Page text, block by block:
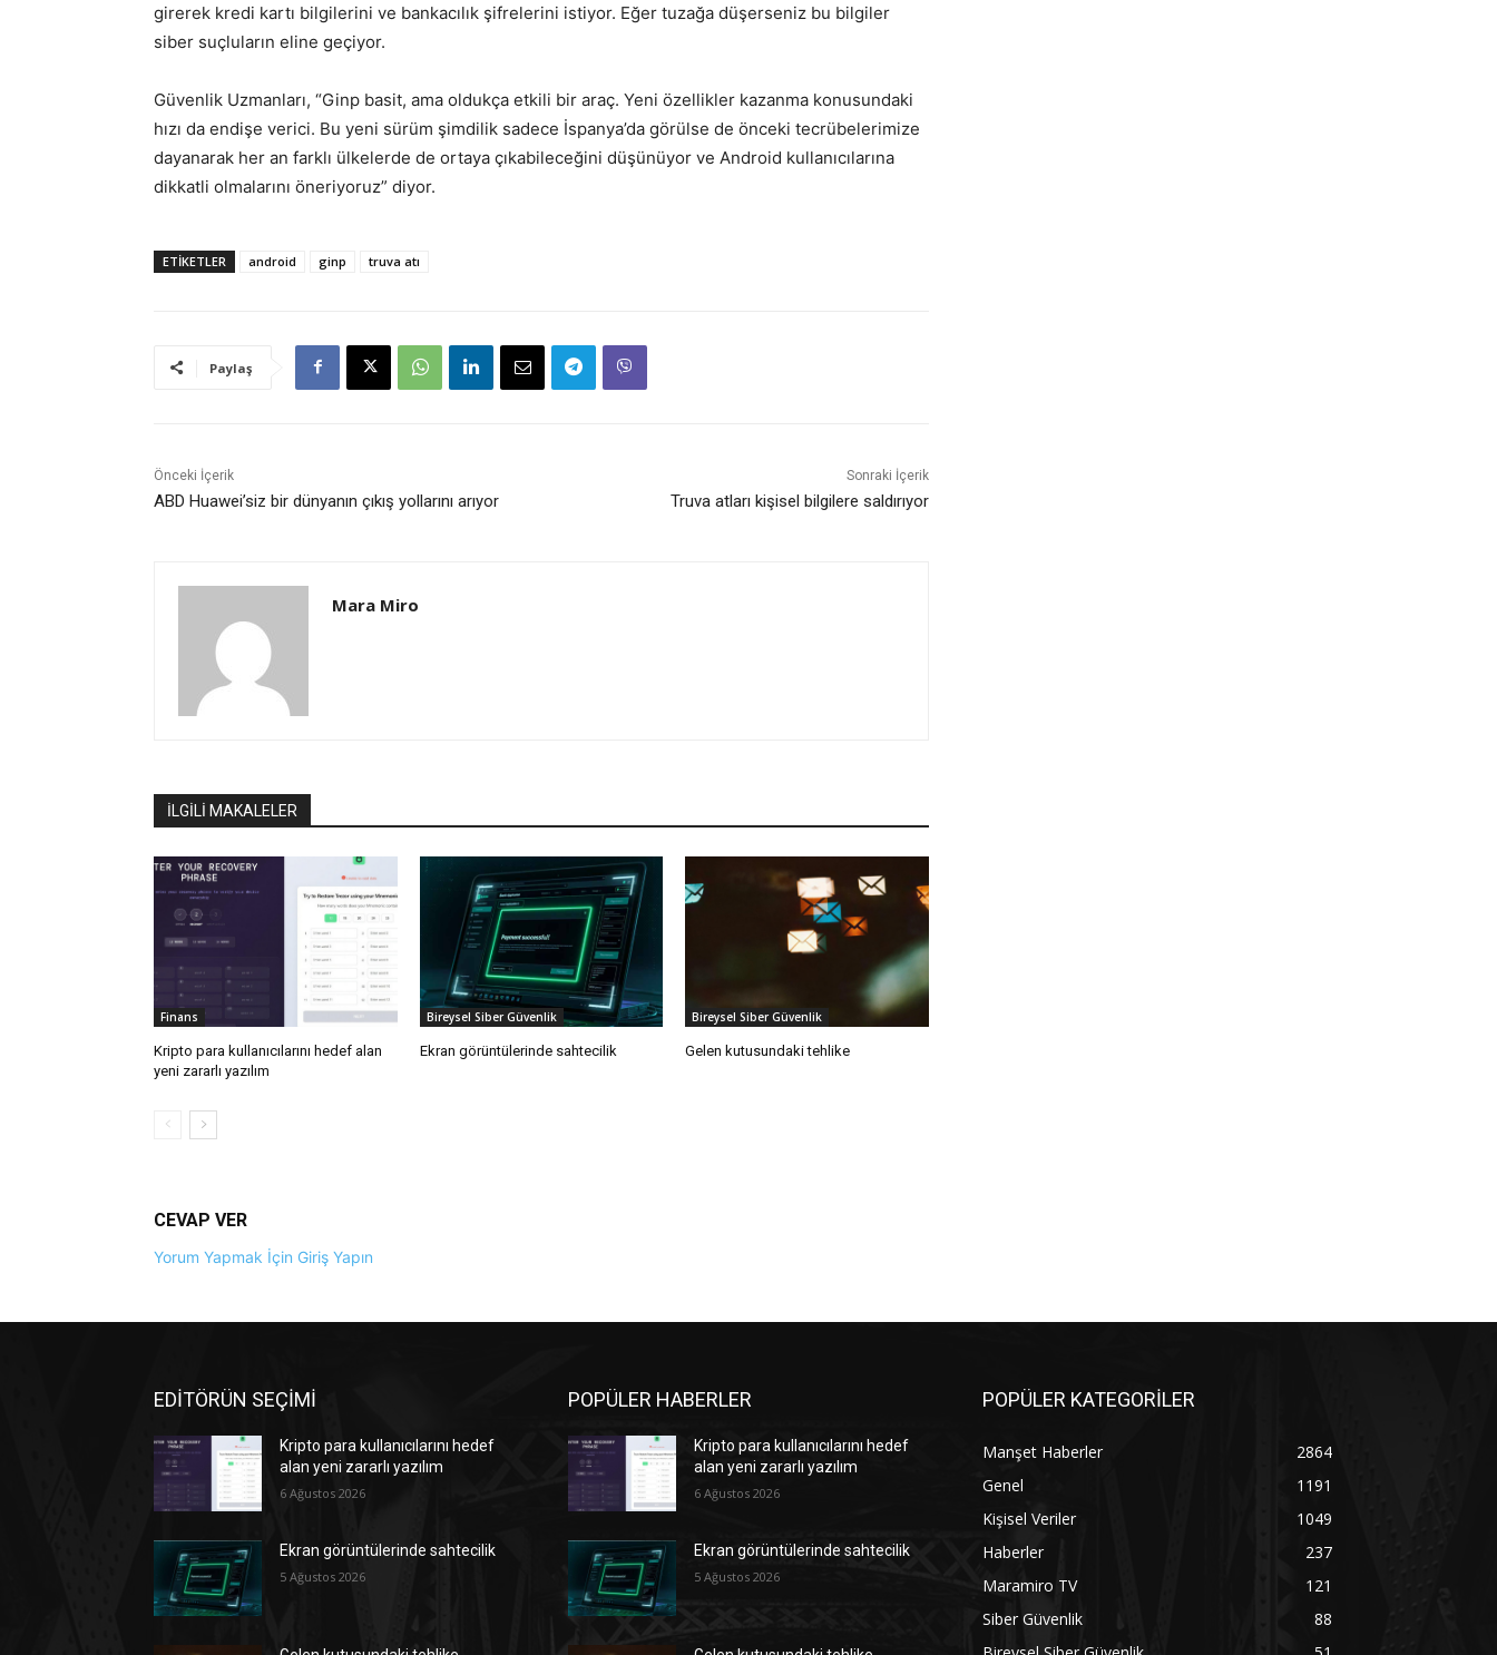
girerek kredi kartı bilgilerini ve bankacılık şifrelerini istiyor. Eğer tuzağa düşerseniz bu bilgiler
siber suçluların eline geçiyor.
Güvenlik Uzmanları, “Ginp basit, ama oldukça etkili bir araç. Yeni özellikler kazanma konusundaki
hızı da endişe verici. Bu yeni sürüm şimdilik sadece İspanya’da görülse de önceki tecrübelerimize
dayanarak her an farklı ülkelerde de ortaya çıkabileceğini düşünüyor ve Android kullanıcılarına
dikkatli olmalarını öneriyoruz” diyor.
ETİKETLER android ginp truva atı
Paylaş
Önceki İçerik
ABD Huawei’siz bir dünyanın çıkış yollarını arıyor
Sonraki İçerik
Truva atları kişisel bilgilere saldırıyor
Mara Miro
İLGİLİ MAKALELER
Finans
Kripto para kullanıcılarını hedef alan
yeni zararlı yazılım
Bireysel Siber Güvenlik
Ekran görüntülerinde sahtecilik
Bireysel Siber Güvenlik
Gelen kutusundaki tehlike
CEVAP VER
Yorum Yapmak İçin Giriş Yapın
EDİTÖRÜN SEÇİMİ
Kripto para kullanıcılarını hedef
alan yeni zararlı yazılım
6 Ağustos 2026
Ekran görüntülerinde sahtecilik
5 Ağustos 2026
POPÜLER HABERLER
Kripto para kullanıcılarını hedef
alan yeni zararlı yazılım
6 Ağustos 2026
Ekran görüntülerinde sahtecilik
5 Ağustos 2026
POPÜLER KATEGORİLER
Manşet Haberler
2864
Genel
1191
Kişisel Veriler
1049
Haberler
237
Maramiro TV
121
Siber Güvenlik
88